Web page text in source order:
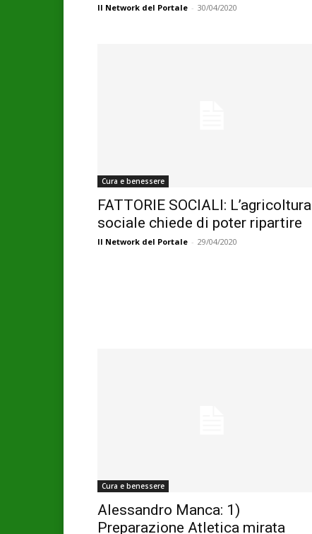
Il Network del Portale - 30/04/2020
Cura e benessere
FATTORIE SOCIALI: L’agricoltura
sociale chiede di poter ripartire
Il Network del Portale - 29/04/2020
Cura e benessere
Alessandro Manca: 1)
Preparazione Atletica mirata